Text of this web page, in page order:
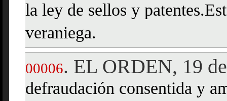
la ley de sellos y
veraniega.
00006. EL ORDEN, 19
defraudación consentida y